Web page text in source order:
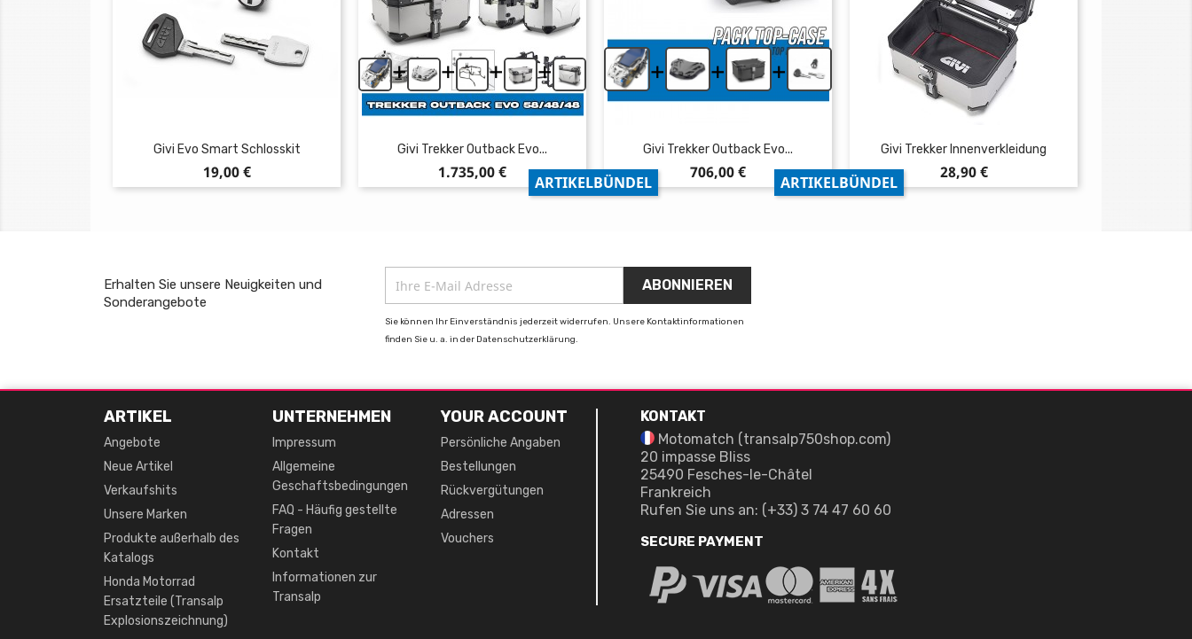
Givi Evo Smart Schlosskit
Preis
19,00 €
+ + + +
Givi Trekker Outback Evo...
Preis
1.735,00 €
ARTIKELBÜNDEL
+ + +
Givi Trekker Outback Evo...
Preis
706,00 €
ARTIKELBÜNDEL
Givi Trekker Innenverkleidung
Preis
28,90 €
Erhalten Sie unsere Neuigkeiten und
Sonderangebote
Sie können Ihr Einverständnis jederzeit widerrufen. Unsere Kontaktinformationen
finden Sie u. a. in der Datenschutzerklärung.
ARTIKEL
Angebote
Neue Artikel
Verkaufshits
Unsere Marken
Produkte außerhalb des
Katalogs
Honda Motorrad
Ersatzteile (Transalp
Explosionszeichnung)
UNTERNEHMEN
Impressum
Allgemeine
Geschaftsbedingungen
FAQ - Häufig gestellte
Fragen
Kontakt
Informationen zur
Transalp
YOUR ACCOUNT
Persönliche Angaben
Bestellungen
Rückvergütungen
Adressen
Vouchers
KONTAKT
Motomatch (transalp750shop.com)
20 impasse Bliss
25490 Fesches-le-Châtel
Frankreich
Rufen Sie uns an: (+33) 3 74 47 60 60
SECURE PAYMENT